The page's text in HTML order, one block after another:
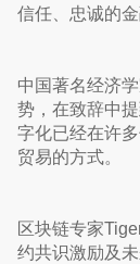
信任、忠诚的金
中国著名经济
势，在致辞中
字化已经在许
贸易的方式。
区块链专家
约共识激励及